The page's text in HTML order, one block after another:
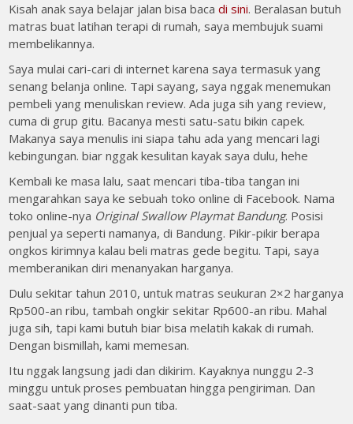
Kisah anak saya belajar jalan bisa bacadi sini. Beralasan butuh
matras buat latihan terapi di rumah, saya membujuk suami
membelikannya.
Saya mulai cari-cari di internet karena saya termasuk yang
senang belanja online. Tapi sayang, saya nggak menemukan
pembeli yang menuliskan review. Ada juga sih yang review,
cuma di grup gitu. Bacanya mesti satu-satu bikin capek.
Makanya saya menulis ini siapa tahu ada yang mencari lagi
kebingungan. biar nggak kesulitan kayak saya dulu, hehe
Kembali ke masa lalu, saat mencari tiba-tiba tangan ini
mengarahkan saya ke sebuah toko online di Facebook. Nama
toko online-nya Original Swallow Playmat Bandung. Posisi
penjual ya seperti namanya, di Bandung. Pikir-pikir berapa
ongkos kirimnya kalau beli matras gede begitu. Tapi, saya
memberanikan diri menanyakan harganya.
Dulu sekitar tahun 2010, untuk matras seukuran 2×2 harganya
Rp500-an ribu, tambah ongkir sekitar Rp600-an ribu. Mahal
juga sih, tapi kami butuh biar bisa melatih kakak di rumah.
Dengan bismillah, kami memesan.
Itu nggak langsung jadi dan dikirim. Kayaknya nunggu 2-3
minggu untuk proses pembuatan hingga pengiriman. Dan
saat-saat yang dinanti pun tiba.